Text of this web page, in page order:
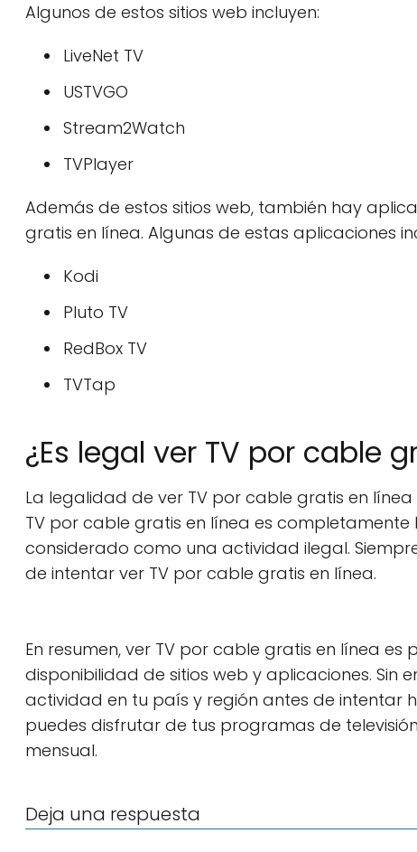
Algunos de estos sitios web incluyen:
LiveNet TV
USTVGO
Stream2Watch
TVPlayer
Además de estos sitios web, también hay
gratis en línea. Algunas de estas aplicaciones
Kodi
Pluto TV
RedBox TV
TVTap
¿Es legal ver TV por cable
La legalidad de ver TV por cable gratis en
TV por cable gratis en línea es
considerado como una actividad ilegal.
de intentar ver TV por cable gratis en línea.
En resumen, ver TV por cable gratis en línea
disponibilidad de sitios web y aplicaciones.
actividad en tu país y región antes de intentar
puedes disfrutar de tus programas de
mensual.
Deja una respuesta